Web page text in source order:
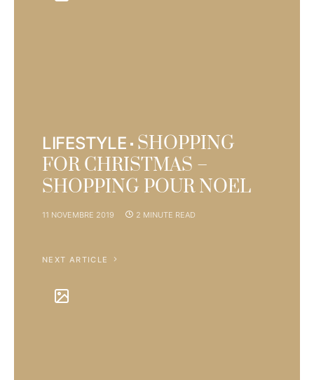
LIFESTYLE SHOPPING
FOR CHRISTMAS –
SHOPPING POUR NOEL
11 NOVEMBRE 2019 2 MINUTE READ
NEXT ARTICLE